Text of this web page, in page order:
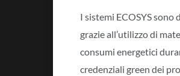
I sistemi ECOSYS
grazie all’utilizzo di
consumi energetici
credenziali green dei